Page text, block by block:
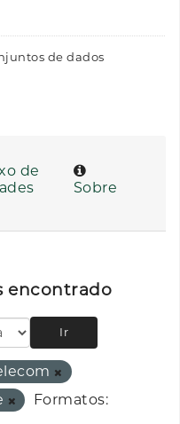
de dados
de
Sobre
encontrado
Ir
Formatos: